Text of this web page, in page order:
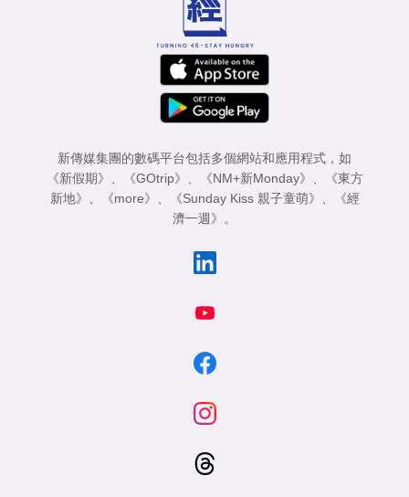
新傳媒集團的數碼平台包括多個網站和應用程式，如
《新假期》
《GOtrip》 《NM+新Monday》
《東方
新地》
《more》 《Sunday Kiss 親子童萌》
《經
濟一週》
。